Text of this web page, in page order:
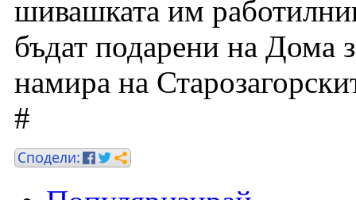
шивашката им
бъдат подарени на Дома
намира на
#